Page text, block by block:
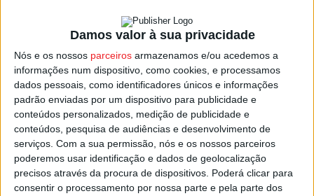
Damos valor à sua privacidade
Nós e os nossos parceiros armazenamos e/ou acedemos a
informações num dispositivo, como cookies, e processamos
dados pessoais, como identificadores únicos e informações
padrão enviadas por um dispositivo para publicidade e
conteúdos personalizados, medição de publicidade e
conteúdos, pesquisa de audiências e desenvolvimento de
serviços. Com a sua permissão, nós e os nossos parceiros
poderemos usar identificação e dados de geolocalização
precisos através da procura de dispositivos. Poderá clicar para
consentir o processamento por nossa parte e pela parte dos
dentro do recinto escolar, e onde os alunos puseram em
prática os conhecimentos adquiridos durante as sessões.
Segundo a autarquia de Sátão, esta iniciativa pretendeu
“sensibilizar os alunos, professores e auxiliares para a
necessidade de redução do tráfego rodoviário dentro das
áreas urbanas e identificação dos cuidados a ter quando
se circula de bicicleta no espaço público”.
Foto: CM Sátão